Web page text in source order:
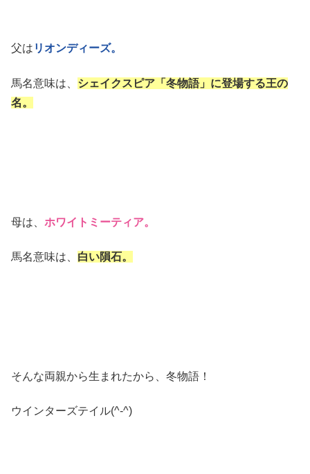
父は リオンディーズ。
馬名意味は、 シェイクスピア「冬物語」に登場する王の
名。
母は、 ホワイトミーティア。
馬名意味は、 白い隕石。
そんな両親から生まれたから、冬物語！
ウインターズテイル(^-^)